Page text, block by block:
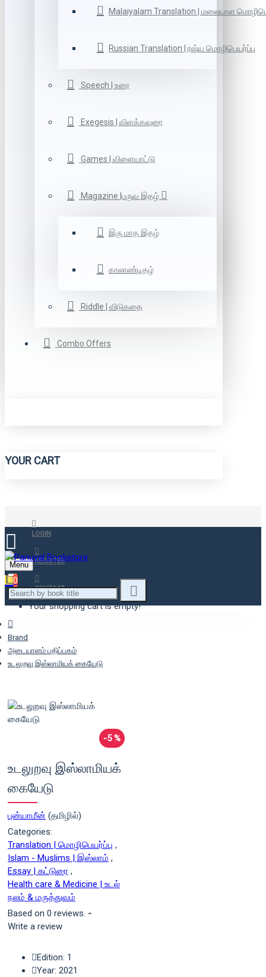
Malaiyalam Translation | மலையாள
Russian Translation | ரஷ்ய மொழிபெயர்ப்பு
Speech | உரை
Exegesis | விளக்கவுரை
Games | விளையாட்டு
Magazine |பருவ இதழ்
இரு மாத இதழ்
காலாண்டிதழ்
Riddle | விடுகதை
Combo Offers
YOUR CART
LOGIN
REGISTER
CONTACT
Menu
0
Your shopping cart is empty!
Brand
அடையாளம் பதிப்பகம்
உடலுறவு இஸ்லாமியக் கையேடு
-5 %
உடலுறவு இஸ்லாமியக்
கையேடு
புன்யாமீன் (தமிழில்)
Categories:
Translation | மொழிபெயர்ப்பு ,
Islam - Muslims | இஸ்லாம் ,
Essay | கட்டுரை ,
Health care & Medicine | உடல்
நலம் & மருத்துவம்
Based on 0 reviews. -
Write a review
Edition: 1
Year: 2021